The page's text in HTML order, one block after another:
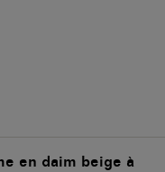
en daim beige à